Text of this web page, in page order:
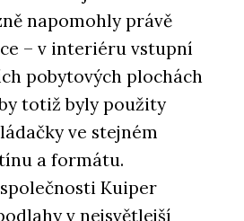
napomohly právě
– v interiéru vstupní
pobytových plochách
totiž byly použity
ve stejném
a formátu.
Kuiper
v nejsvětlejší